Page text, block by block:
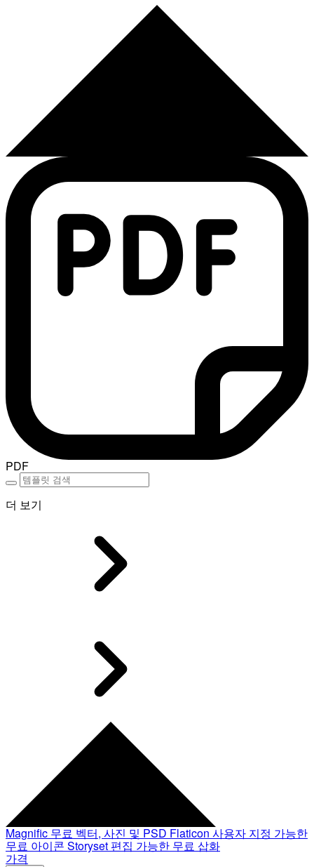
PDF
더 보기
Magnific 무료 벡터, 사진 및 PSD Flaticon 사용자 지정 가능한
무료 아이콘 Storyset 편집 가능한 무료 삽화
가격